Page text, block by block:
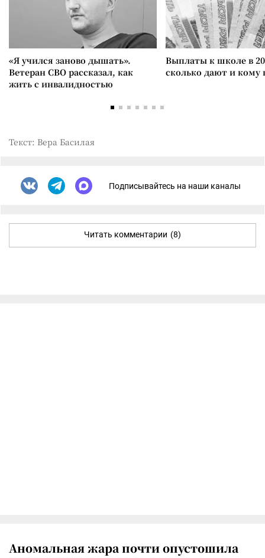
«Я учился заново дышать».
Ветеран СВО рассказал, как
жить с инвалидностью
Выплаты к школе в
сколько дают и
Текст: Вера Басилая
Подписывайтесь на наши каналы
Читать комментарии (8)
Аномальная жара почти опустошила